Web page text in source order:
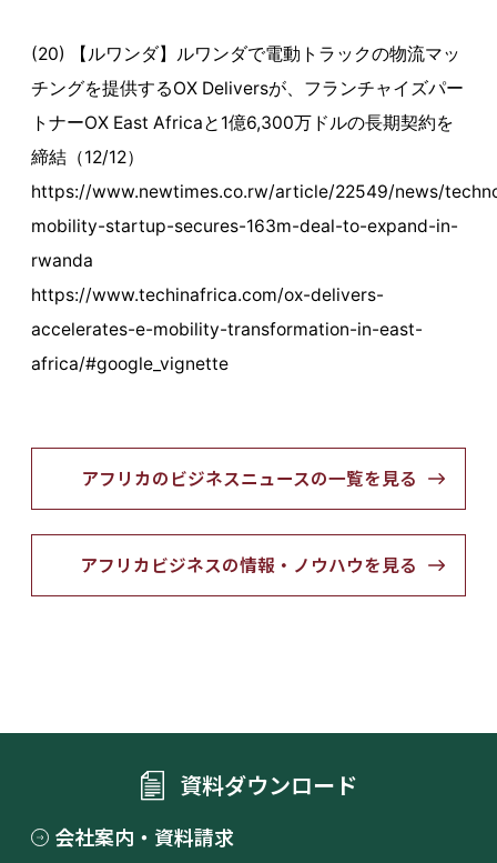
(20) 【ルワンダ】ルワンダで電動トラックの物流マッ
チングを提供するOX Deliversが、フランチャイズパー
トナーOX East Africaと1億6,300万ドルの長期契約を
締結（12/12）
https://www.newtimes.co.rw/article/22549/news/
mobility-startup-secures-163m-deal-to-expand-in-
rwanda
https://www.techinafrica.com/ox-delivers-
accelerates-e-mobility-transformation-in-east-
africa/#google_vignette
アフリカのビジネスニュースの一覧を見る
アフリカビジネスの情報・ノウハウを見る
資料ダウンロード
会社案内・資料請求